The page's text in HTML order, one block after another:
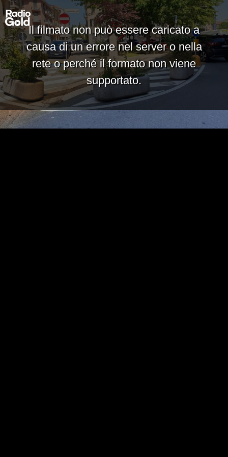
Il filmato non può essere caricato a
causa di un errore nel server o nella
rete o perché il formato non viene
supportato.